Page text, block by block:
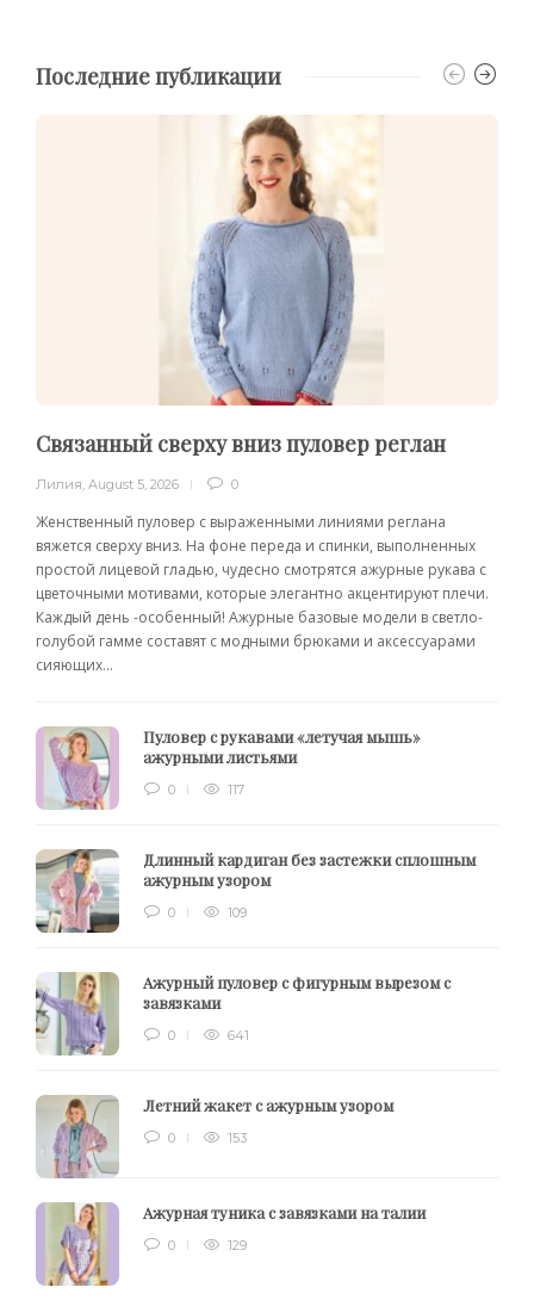
Последние публикации
Связанный сверху вниз пуловер реглан
Лилия, August 5, 2026 0
Женственный пуловер с выраженными линиями реглана
вяжется сверху вниз. На фоне переда и спинки, выполненных
простой лицевой гладью, чудесно смотрятся ажурные рукава с
цветочными мотивами, которые элегантно акцентируют плечи.
Каждый день -особенный! Ажурные базовые модели в светло-
голубой гамме составят с модными брюками и аксессуарами
сияющих...
Пуловер с рукавами «летучая мышь»
ажурными листьями
0 117
Длинный кардиган без застежки сплошным
ажурным узором
0 109
Ажурный пуловер с фигурным вырезом с
завязками
0 641
Летний жакет с ажурным узором
0 153
Ажурная туника с завязками на талии
0 129